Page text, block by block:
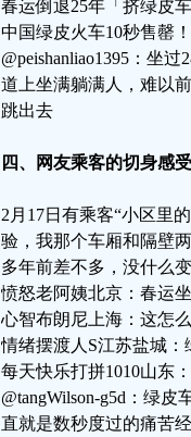
春运倒退25年「挤绿皮
中国绿皮火车10秒售罄
@peishanliao1395：坐
道上坐满躺满人，难以
跳出去
四、网友乘客的切身感受
2月17日有乘客“小区里
验，我那个车厢和隔壁
多年前差不多，没什么
愤怒老阿姨北京：春运
心智布朗尼上海：这怎
情绪摆渡人S江苏盐城
每天快乐打拼1010山东
@tangWilson-g5d：绿
直就是数秒度过的痛苦经